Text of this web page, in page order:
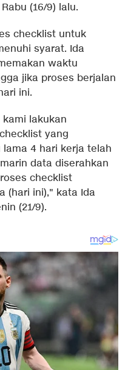
(16/9) lalu.
checklist untuk
syarat. Ida
waktu
jika proses berjalan
ini.
lakukan
yang
4 hari kerja telah
data diserahkan
checklist
(hari ini)," kata Ida
(21/9).